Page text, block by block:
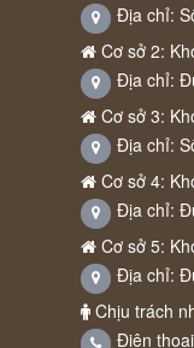
Địa chỉ:
Cơ sở 2:
Địa chỉ:
Cơ sở 3:
Địa chỉ:
Cơ sở 4:
Địa chỉ:
Cơ sở 5:
Địa chỉ:
Chịu trách
Điện